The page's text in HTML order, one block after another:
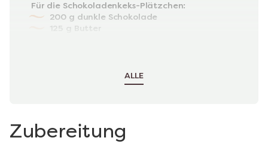
Für die Schokoladenkeks-Plätzchen:
200 g dunkle Schokolade
125 g Butter
ALLE
Zubereitung